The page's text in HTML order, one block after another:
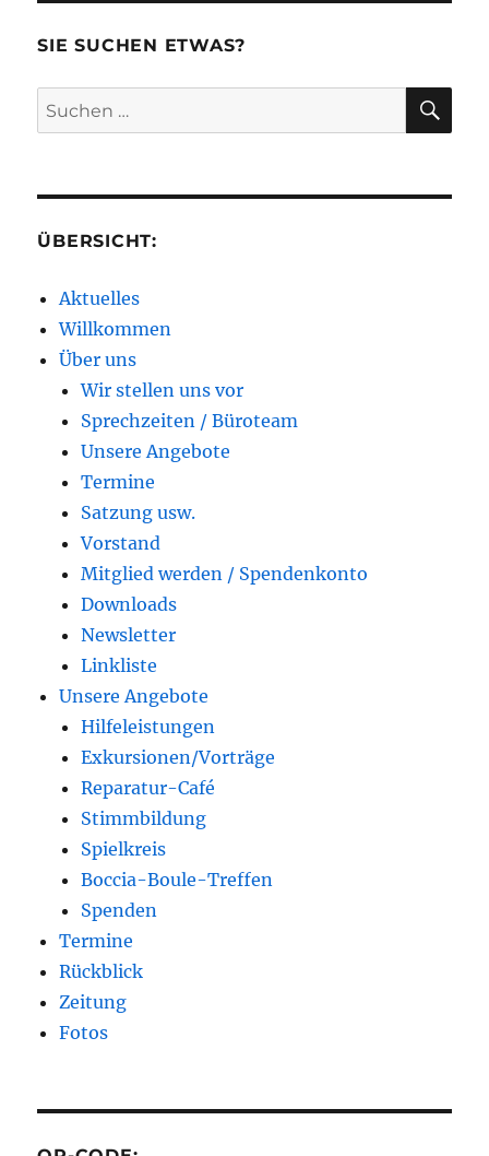
SIE SUCHEN ETWAS?
Suchen
nach:
ÜBERSICHT:
Aktuelles
Willkommen
Über uns
Wir stellen uns vor
Sprechzeiten / Büroteam
Unsere Angebote
Termine
Satzung usw.
Vorstand
Mitglied werden / Spendenkonto
Downloads
Newsletter
Linkliste
Unsere Angebote
Hilfeleistungen
Exkursionen/Vorträge
Reparatur-Café
Stimmbildung
Spielkreis
Boccia-Boule-Treffen
Spenden
Termine
Rückblick
Zeitung
Fotos